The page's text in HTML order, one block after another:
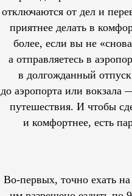
отключаются от дел и
приятнее делать в
более, если вы не
а отправляетесь в
в долгожданный
до аэропорта или вокзала
путешествия. И чтобы
и комфортнее, есть
Во-первых, точно ехать